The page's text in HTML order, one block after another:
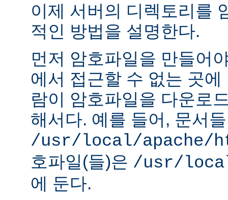
이제 서버의 디렉토리를
적인 방법을 설명한다.
먼저 암호파일을 만들어
에서 접근할 수 없는 곳
람이 암호파일을 다운로
해서다. 예를 들어, 문서
/usr/local/apache/
호파일(들)은 /usr/
에 둔다.